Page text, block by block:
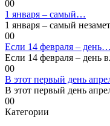
00
1 января – самый…
1 января – самый
00
Если 14 февраля – день…
Если 14 февраля – день
00
В этот первый день
В этот первый день
00
Категории